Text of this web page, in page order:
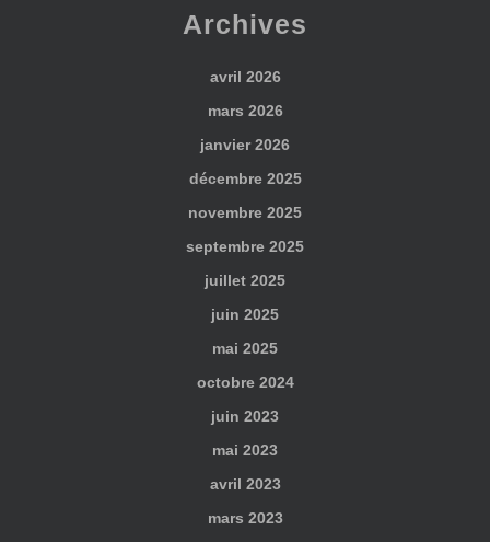
Archives
avril 2026
mars 2026
janvier 2026
décembre 2025
novembre 2025
septembre 2025
juillet 2025
juin 2025
mai 2025
octobre 2024
juin 2023
mai 2023
avril 2023
mars 2023